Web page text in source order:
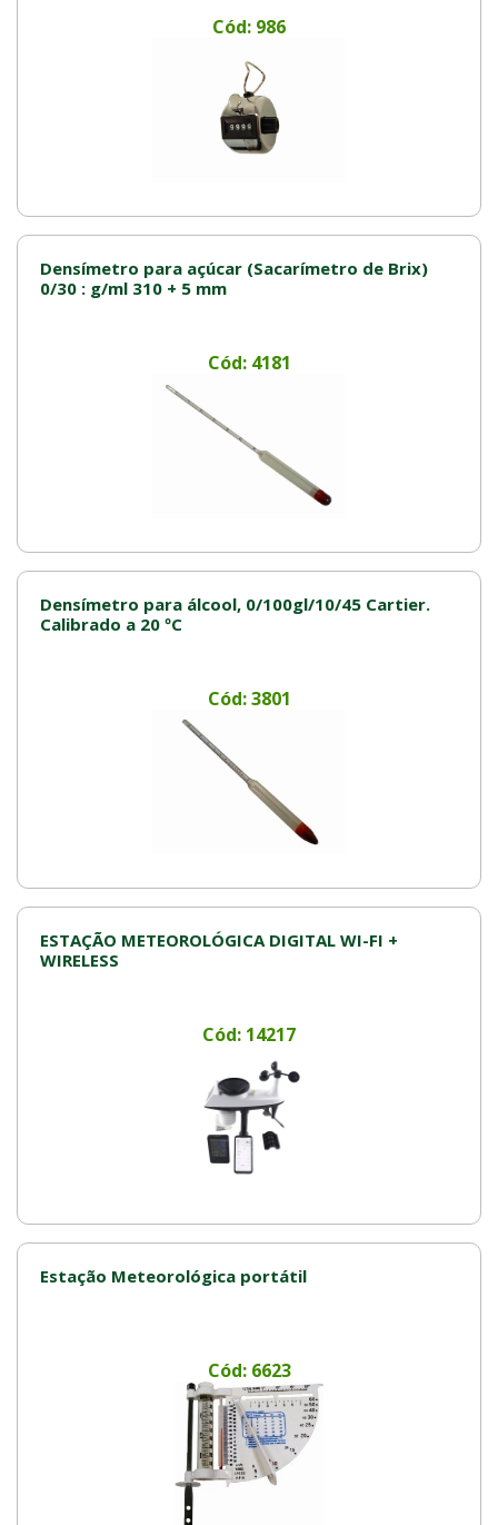
Cód: 986
Densímetro para açúcar (Sacarímetro de Brix)
0/30 : g/ml 310 + 5 mm
Cód: 4181
Densímetro para álcool, 0/100gl/10/45 Cartier.
Calibrado a 20 ºC
Cód: 3801
ESTAÇÃO METEOROLÓGICA DIGITAL WI-FI +
WIRELESS
Cód: 14217
Estação Meteorológica portátil
Cód: 6623